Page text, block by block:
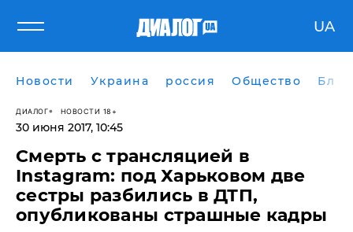
UA
Новости Украина россия Общество
ДИАЛОГ НОВОСТИ 18+
30 июня 2017, 10:45
Смерть с трансляцией в
Instagram: под Харьковом две
сестры разбились в ДТП,
опубликованы страшные кадры